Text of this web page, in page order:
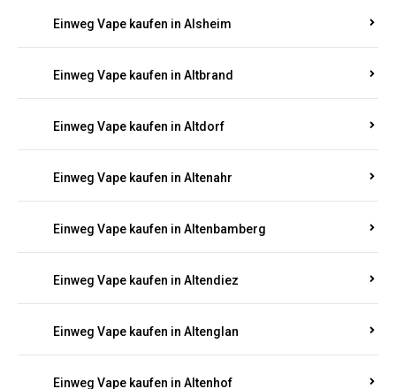
Einweg Vape kaufen in Alsheim
Einweg Vape kaufen in Altbrand
Einweg Vape kaufen in Altdorf
Einweg Vape kaufen in Altenahr
Einweg Vape kaufen in Altenbamberg
Einweg Vape kaufen in Altendiez
Einweg Vape kaufen in Altenglan
Einweg Vape kaufen in Altenhof